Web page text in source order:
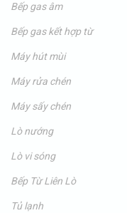
Bếp gas âm
Bếp gas kết hợp từ
Máy hút mùi
Máy rửa chén
Máy sấy chén
Lò nướng
Lò vi sóng
Bếp Từ Liên Lò
Tủ lạnh